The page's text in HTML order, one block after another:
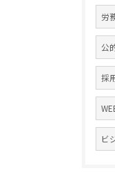
労
公
採
ビ